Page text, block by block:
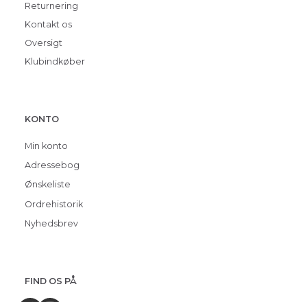
Returnering
Kontakt os
Oversigt
Klubindkøber
KONTO
Min konto
Adressebog
Ønskeliste
Ordrehistorik
Nyhedsbrev
FIND OS PÅ